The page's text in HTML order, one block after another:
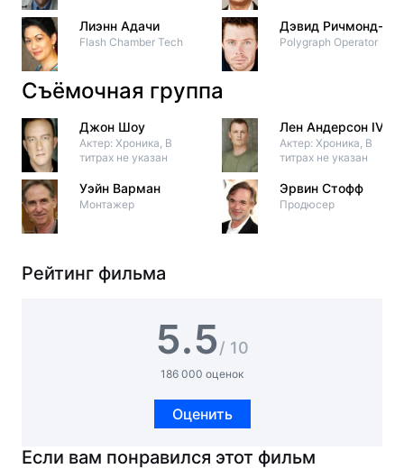
Лиэнн Адачи
Flash Chamber Tech
Дэвид Ричмонд-
Polygraph Operator
Съёмочная группа
Джон Шоу
Актер: Хроника, В
титрах не указан
Уэйн Варман
Монтажер
Лен Андерсон IV
Актер: Хроника, В
титрах не указан
Эрвин Стофф
Продюсер
Рейтинг фильма
5.5/ 10
186 000 оценок
Оценить
Если вам понравился этот фильм